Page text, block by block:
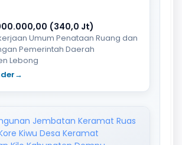
(340,0 Jt)
Umum Penataan Ruang dan
Pemerintah Daerah
Lebong
→